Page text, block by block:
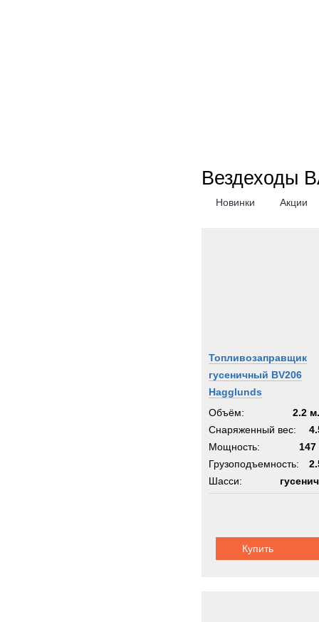
Вездеходы
Новинки Акции
Топливозаправщик
гусеничный BV206
Hagglunds
Объём:
2.2
Снаряженный вес:
Мощность:
147
Грузоподъемность:
Шасси:
Купить